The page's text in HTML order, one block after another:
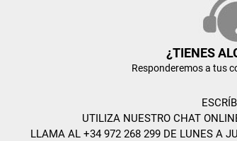
¿TIENES
Responderemos a tus
UTILIZA NUESTRO CHAT
LLAMA AL +34 972 268 299 DE LUNES A